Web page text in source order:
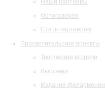
Наши партнеры
Фотогалерея
Стать партнером
Просветительские проекты
Творческие встречи
Выставки
Издания филармонии